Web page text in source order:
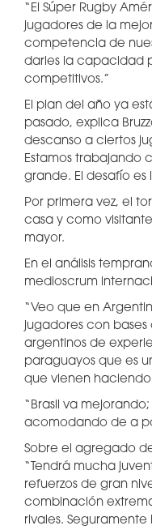
“El Súper Rugby
jugadores de la
competencia de
darles la capacidad
competitivos.”
El plan del año ya
pasado, explica
descanso a ciertos
Estamos trabajando
grande. El desafío es
Por primera vez, el
casa y como
mayor.
En el análisis
medioscrum
“Veo que en
jugadores con bases
argentinos de
paraguayos que es
que vienen
“Brasil va
acomodando de a
Sobre el agregado
“Tendrá mucha
refuerzos de gran
combinación
rivales.